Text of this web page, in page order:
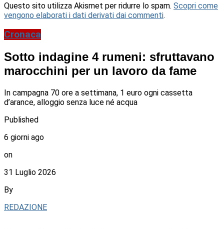
Questo sito utilizza Akismet per ridurre lo spam. Scopri come
vengono elaborati i dati derivati dai commenti.
Cronaca
Sotto indagine 4 rumeni: sfruttavano
marocchini per un lavoro da fame
In campagna 70 ore a settimana, 1 euro ogni cassetta
d’arance, alloggio senza luce né acqua
Published
6 giorni ago
on
31 Luglio 2026
By
REDAZIONE